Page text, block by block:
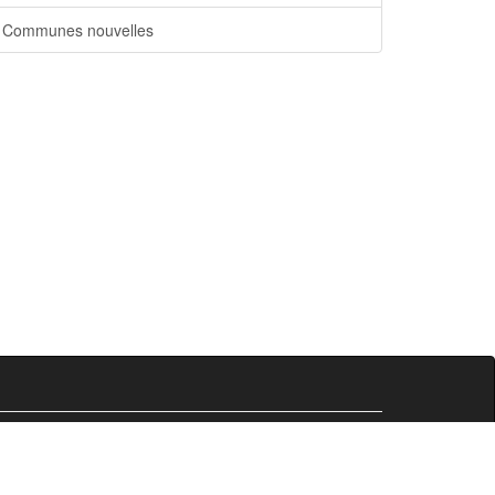
Communes nouvelles